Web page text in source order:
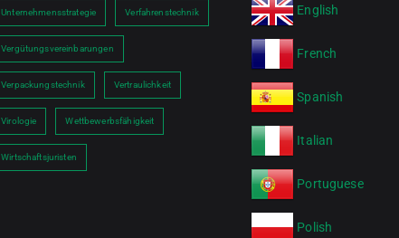
Unternehmensstrategie Verfahrenstechnik
Vergütungsvereinbarungen
Verpackungstechnik Vertraulichkeit
Virologie Wettbewerbsfähigkeit
Wirtschaftsjuristen
English
French
Spanish
Italian
Portuguese
Polish